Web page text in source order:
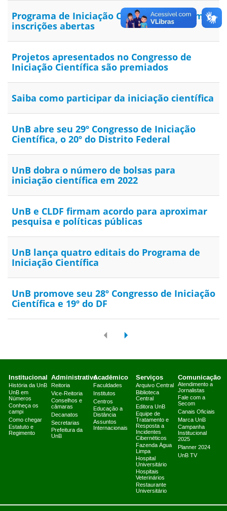
Programa de Iniciação Científica está com
inscrições abertas
Projetos apresentados no Congresso de
Iniciação Científica são premiados
Saiba como participar da iniciação científica
UnB abre seu 29º Congresso de Iniciação
Científica, o 20º do Distrito Federal
UnB dobra o número de bolsas para
iniciação científica em 2022
UnB e CLDF firmam acordo para aproximar
pesquisa e políticas públicas
UnB lança quatro editais do Programa de
Iniciação Científica
UnB promove seu 28º Congresso de Iniciação
Científica e 19º do DF
Institucional
História da UnB
UnB em
Números
Conheça os
campi
Como chegar
Estatuto e
Regimento
Administrativo
Reitoria
Vice-Reitoria
Conselhos e
câmaras
Decanatos
Secretarias
Prefeitura da
UnB
Acadêmico
Faculdades
Institutos
Centros
Educação a
Distância
Assuntos
Internacionais
Serviços
Arquivo Central
Biblioteca
Central
Editora UnB
Equipe de
Tratamento e
Resposta a
Incidentes
Cibernéticos
Fazenda Água
Limpa
Hospital
Universitário
Hospitais
Veterinários
Restaurante
Universitário
Comunicação
Atendimento a
Jornalistas
Fale com a
Secom
Canais Oficiais
Marca UnB
Campanha
Institucional
2025
Planner 2024
UnB TV